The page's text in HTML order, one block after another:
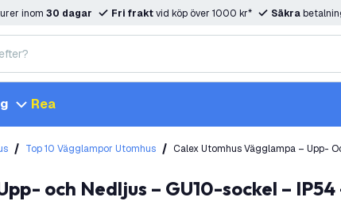
inom 30 dagar Fri fraktvid köp över 1000 kr* Säkra
Rea
Top 10 Vägglampor Utomhus Calex Utomhus Vägglampa – Upp-
och Nedljus – GU10-sockel –